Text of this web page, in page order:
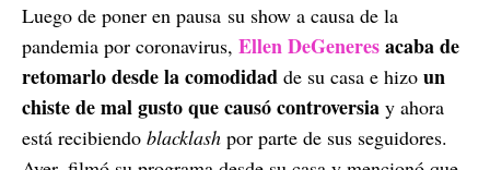
Luego de poner en pausa su show a causa de la
pandemia por coronavirus, Ellen DeGeneresacaba de
retomarlo desde la comodidad de su casa e hizo un
chiste de mal gusto que causó controversia y ahora
está recibiendo blacklash por parte de sus seguidores.